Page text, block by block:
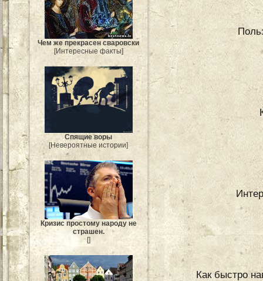
Чем же прекрасен сваровски
[Интересные факты]
Спящие воры
[Невероятные истории]
Кризис простому народу не
страшен.
[]
Как быстро